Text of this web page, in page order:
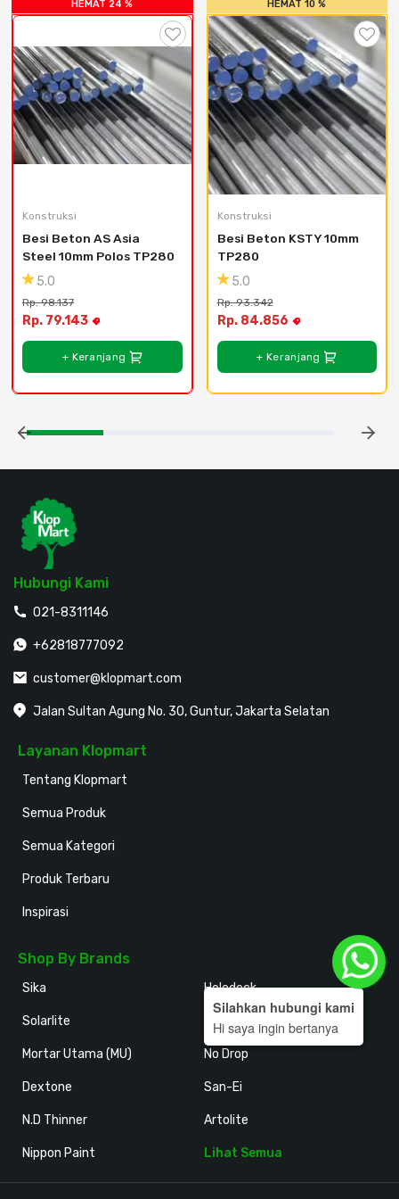
Cat dan Kimia
Saniter
HEMAT 24 %
Konstruksi
Besi Beton AS Asia
Steel 10mm Polos TP280
5.0
Rp. 98.137
Rp. 79.143
+ Keranjang
HEMAT 10 %
Konstruksi
Besi Beton KSTY 10mm
TP280
5.0
Rp. 93.342
Rp. 84.856
+ Keranjang
Hubungi Kami
021-8311146
+62818777092
customer@klopmart.com
Jalan Sultan Agung No. 30, Guntur, Jakarta Selatan
Layanan Klopmart
Tentang Klopmart
Semua Produk
Semua Kategori
Produk Terbaru
Inspirasi
Shop By Brands
Sika
Solarlite
Mortar Utama (MU)
Dextone
N.D Thinner
Nippon Paint
Holodeck
Kansai Paint
No Drop
San-Ei
Artolite
Lihat Semua
Silahkan hubungi kami
Hi saya ingin bertanya